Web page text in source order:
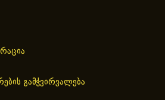
გამჭვირვალება